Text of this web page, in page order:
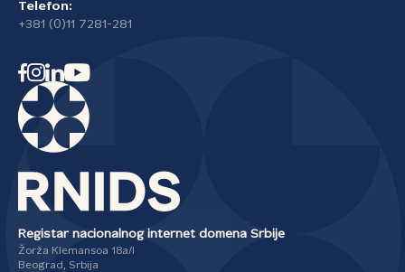
Telefon:
+381 (0)11 7281-281
Registar nacionalnog internet domena Srbije
Žorža Klemansoa 18a/I
Beograd, Srbija